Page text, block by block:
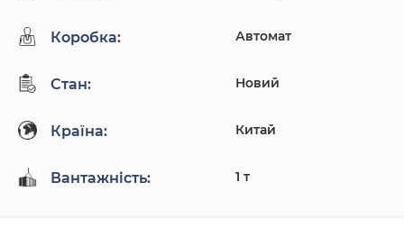
Коробка: Автомат
Стан: Новий
Країна: Китай
Вантажність: 1 т